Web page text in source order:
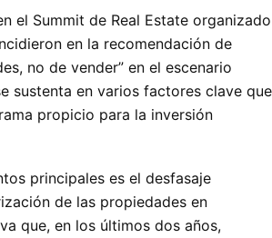
el Summit de Real Estate organizado
en la recomendación de
no de vender” en el escenario
sustenta en varios factores clave que
propicio para la inversión
principales es el desfasaje
de las propiedades en
que, en los últimos dos años,